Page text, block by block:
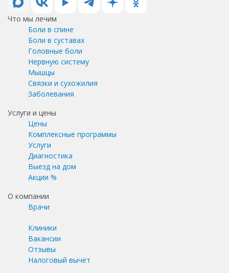
Что мы лечим
Боли в спине
Боли в суставах
Головные боли
Нервную систему
Мышцы
Связки и сухожилия
Заболевания
Услуги и цены
Цены
Комплексные программы
Услуги
Диагностика
Выезд на дом
Акции %
О компании
Врачи
Клиники
Вакансии
Отзывы
Налоговый вычет